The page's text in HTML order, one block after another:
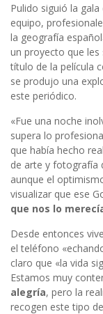
Pulido siguió la
equipo,
la geografía
un proyecto que les
título de la película
se produjo una
este periódico.
«Fue una noche
supera lo
que había hecho
de arte y fotografía
aunque el
visualizar que ese
que nos lo
Desde entonces
el teléfono
claro que «la vida
Estamos muy
alegría, pero la
recogen este tipo